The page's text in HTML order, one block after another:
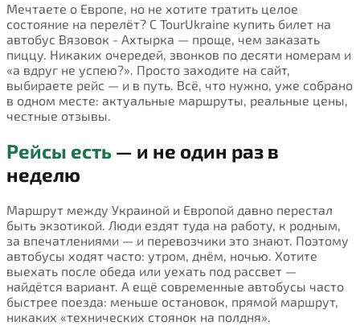
Мечтаете о Европе, но не хотите тратить целое
состояние на перелёт? С TourUkraine купить билет на
автобус Вязовок - Ахтырка — проще, чем заказать
пиццу. Никаких очередей, звонков по десяти номерам и
«а вдруг не успею?». Просто заходите на сайт,
выбираете рейс — и в путь. Всё, что нужно, уже собрано
в одном месте: актуальные маршруты, реальные цены,
честные отзывы.
Рейсы есть — и не один раз в
неделю
Маршрут между Украиной и Европой давно перестал
быть экзотикой. Люди ездят туда на работу, к родным,
за впечатлениями — и перевозчики это знают. Поэтому
автобусы ходят часто: утром, днём, ночью. Хотите
выехать после обеда или уехать под рассвет —
найдётся вариант. А ещё современные автобусы часто
быстрее поезда: меньше остановок, прямой маршрут,
никаких «технических стоянок на полдня».